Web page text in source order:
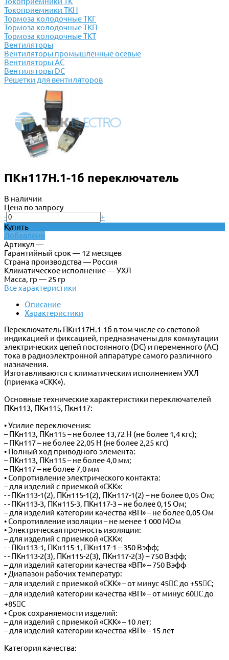
Токоприемники ТКН
Тормоза колодочные ТКГ
Тормоза колодочные ТКП
Тормоза колодочные ТКТ
Вентиляторы
Вентиляторы промышленные осевые
Вентиляторы АС
Вентиляторы DC
Решетки для вентиляторов
ПКн117Н.1-1б переключатель
В наличии
Цена по запросу
-
+
Купить
Добавлено
Артикул —
Гарантийный срок — 12 месяцев
Страна производства — Россия
Климатическое исполнение — УХЛ
Масса, гр — 25 гр
Все характеристики
Описание
Характеристики
Переключатель ПКн117Н.1-1б в том числе со световой
индикацией и фиксацией, предназначены для коммутации
электрических цепей постоянного (DC) и переменного (AC)
тока в радиоэлектронной аппаратуре самого различного
назначения.
Изготавливаются с климатическим исполнением УХЛ
(приемка «СКК»).
Основные технические характеристики переключателей
ПКн113, ПКн115, Пкн117:
• Усилие переключения:
– ПКн113, ПКн115 – не более 13,72 Н (не более 1,4 кгс);
– ПКн117 – не более 22,05 Н (не более 2,25 кгс)
• Полный ход приводного элемента:
– ПКн113, ПКн115 – не более 4,0 мм;
– ПКн117 – не более 7,0 мм
• Сопротивление электрического контакта:
– для изделий с приемкой «СКК»:
- - ПКн113-1(2), ПКн115-1(2), ПКн117-1(2) – не более 0,05 Ом;
- - ПКн113-3, ПКн115-3, ПКн117-3 – не более 0,15 Ом;
– для изделий категории качества «ВП» – не более 0,05 Ом
• Сопротивление изоляции – не менее 1 000 МОм
• Электрическая прочность изоляции:
– для изделий с приемкой «СКК»:
- - ПКн113-1, ПКн115-1, ПКн117-1 – 350 Вэфф;
- - ПКн113-2(3), ПКн115-2(3), ПКн117-2(3) – 750 Вэфф;
– для изделий категории качества «ВП» – 750 Вэфф
• Диапазон рабочих температур:
– для изделий с приемкой «СКК» – от минус 45С до +55С;
– для изделий категории качества «ВП» – от минус 60С до
+85С
• Срок сохраняемости изделий:
– для изделий с приемкой «СКК» – 10 лет;
– для изделий категории качества «ВП» – 15 лет
Категория качества: